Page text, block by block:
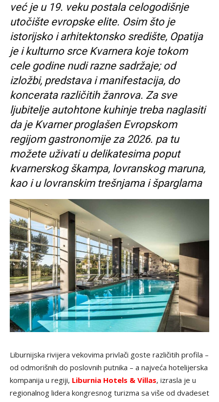
već je u 19. veku postala celogodišnje
utočište evropske elite. Osim što je
istorijsko i arhitektonsko središte, Opatija
je i kulturno srce Kvarnera koje tokom
cele godine nudi razne sadržaje; od
izložbi, predstava i manifestacija, do
koncerata različitih žanrova. Za sve
ljubitelje autohtone kuhinje treba naglasiti
da je Kvarner proglašen Evropskom
regijom gastronomije za 2026. pa tu
možete uživati u delikatesima poput
kvarnerskog škampa, lovranskog maruna,
kao i u lovranskim trešnjama i šparglama
Liburnijska rivijera vekovima privlači goste različitih profila –
od odmorišnih do poslovnih putnika – a najveća hotelijerska
kompanija u regiji, Liburnia Hotels & Villas, izrasla je u
regionalnog lidera kongresnog turizma sa više od dvadeset